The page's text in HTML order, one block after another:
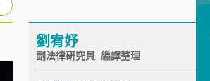
劉宥妤
副法律研究員 編譯整理